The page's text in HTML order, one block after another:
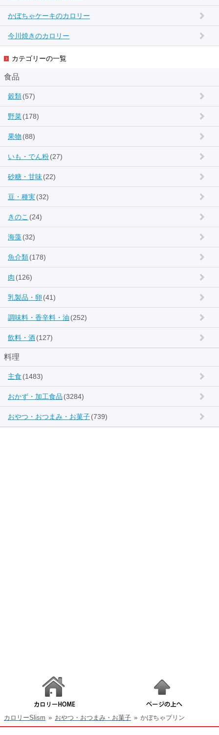
かぼちゃケーキのカロリー
今川焼きのカロリー
カテゴリーの一覧
食品
穀類(57)
野菜(178)
果物 (88)
いも・でん粉(27)
砂糖・甘味(22)
豆・種実(32)
きのこ (24)
海藻(32)
魚介類(178)
肉 (126)
乳製品・卵 (41)
調味料・香辛料・油 (252)
飲料・酒(127)
料理
主食 (1483)
おかず・加工食品 (3284)
おやつ・おつまみ・お菓子(739)
カロリーSlism » おやつ・おつまみ・お菓子 » かぼちゃプリン